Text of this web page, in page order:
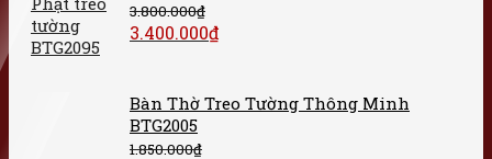
3.800.000₫
3.400.000₫
Bàn Thờ Treo Tường Thông Minh
BTG2005
1.850.000₫